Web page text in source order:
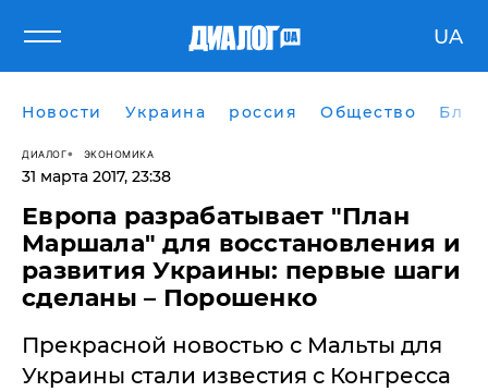
UA
Новости Украина россия Общество
ДИАЛОГ ЭКОНОМИКА
31 марта 2017, 23:38
Европа разрабатывает "План
Маршала" для восстановления и
развития Украины: первые шаги
сделаны – Порошенко
Прекрасной новостью с Мальты для
Украины стали известия с Конгресса